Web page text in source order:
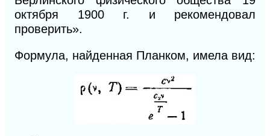
октября 1900 г. и рекомендовал
проверить».
Формула, найденная Планком, имела вид: